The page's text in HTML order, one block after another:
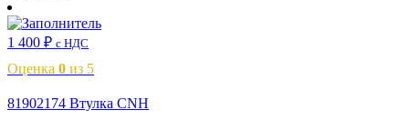
1 400 ₽ с НДС
Оценка 0 из 5
81902174 Втулка CNH